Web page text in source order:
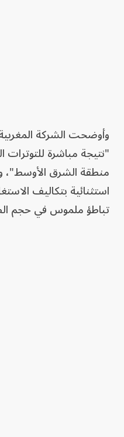
وأوضحت الشركة
"نتيجة مباشرة للتوترات
منطقة الشرق
استثنائية بتكاليف
تباطؤ ملموس في حجم